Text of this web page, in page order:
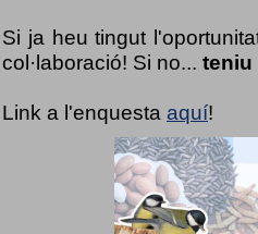
Si ja heu tingut
col·laboració! Si no... teniu
Link a l'enquesta aquí!